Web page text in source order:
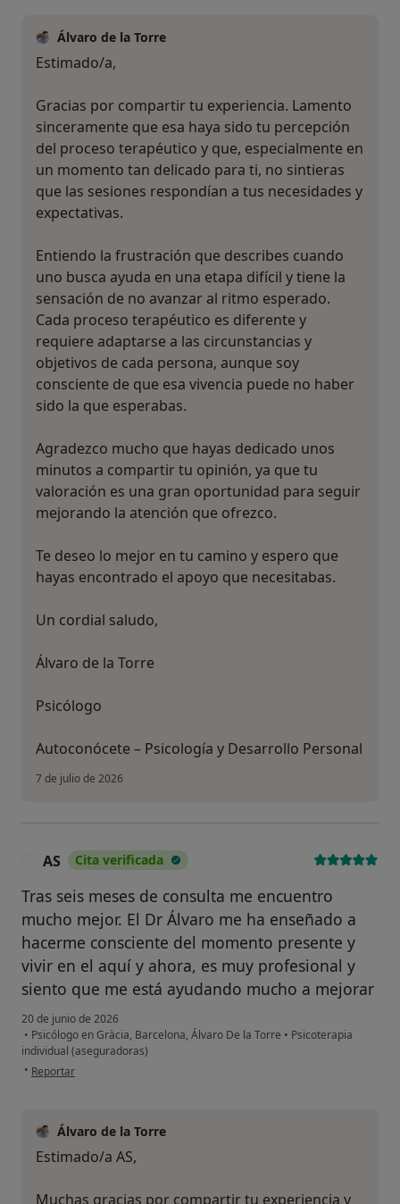
Álvaro de la Torre
Estimado/a,
Gracias por compartir tu experiencia. Lamento
sinceramente que esa haya sido tu percepción
del proceso terapéutico y que, especialmente en
un momento tan delicado para ti, no sintieras
que las sesiones respondían a tus necesidades y
expectativas.
Entiendo la frustración que describes cuando
uno busca ayuda en una etapa difícil y tiene la
sensación de no avanzar al ritmo esperado.
Cada proceso terapéutico es diferente y
requiere adaptarse a las circunstancias y
objetivos de cada persona, aunque soy
consciente de que esa vivencia puede no haber
sido la que esperabas.
Agradezco mucho que hayas dedicado unos
minutos a compartir tu opinión, ya que tu
valoración es una gran oportunidad para seguir
mejorando la atención que ofrezco.
Te deseo lo mejor en tu camino y espero que
hayas encontrado el apoyo que necesitabas.
Un cordial saludo,
Álvaro de la Torre
Psicólogo
Autoconócete – Psicología y Desarrollo Personal
7 de julio de 2026
AS Cita verificada
Tras seis meses de consulta me encuentro
mucho mejor. El Dr Álvaro me ha enseñado a
hacerme consciente del momento presente y
vivir en el aquí y ahora, es muy profesional y
siento que me está ayudando mucho a mejorar
20 de junio de 2026
• Psicólogo en Gràcia, Barcelona, Álvaro De la Torre • Psicoterapia
individual (aseguradoras)
• en opinión del usuario AS
Reportar
Álvaro de la Torre
Estimado/a AS,
Muchas gracias por compartir tu experiencia y